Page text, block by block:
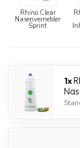
Rhino Clear
Nasenvernebler
Sprint
1x